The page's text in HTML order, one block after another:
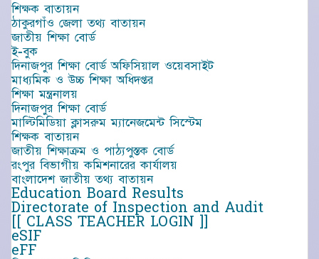
শিক্ষক বাতায়ন
ঠাকুরগাঁও জেলা তথ্য বাতায়ন
জাতীয় শিক্ষা বোর্ড
ই-বুক
দিনাজপুর শিক্ষা বোর্ড অফিসিয়াল ওয়েবসাইট
মাধ্যমিক ও উচ্চ শিক্ষা অধিদপ্তর
শিক্ষা মন্ত্রনালয়
দিনাজপুর শিক্ষা বোর্ড
মাল্টিমিডিয়া ক্লাসরুম ম্যানেজমেন্ট সিস্টেম
শিক্ষক বাতায়ন
জাতীয় শিক্ষাক্রম ও পাঠ্যপুস্তক বোর্ড
রংপুর বিভাগীয় কমিশনারের কার্যালয়
বাংলাদেশ জাতীয় তথ্য বাতায়ন
Education Board Results
Directorate of Inspection and Audit
[[ CLASS TEACHER LOGIN ]]
eSIF
eFF